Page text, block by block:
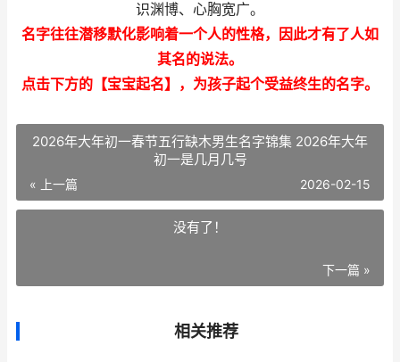
识渊博、心胸宽广。
名字往往潜移默化影响着一个人的性格，因此才有了人如
其名的说法。
点击下方的【宝宝起名】，为孩子起个受益终生的名字。
2026年大年初一春节五行缺木男生名字锦集 2026年大年
初一是几月几号
« 上一篇 2026-02-15
没有了！
下一篇 »
相关推荐